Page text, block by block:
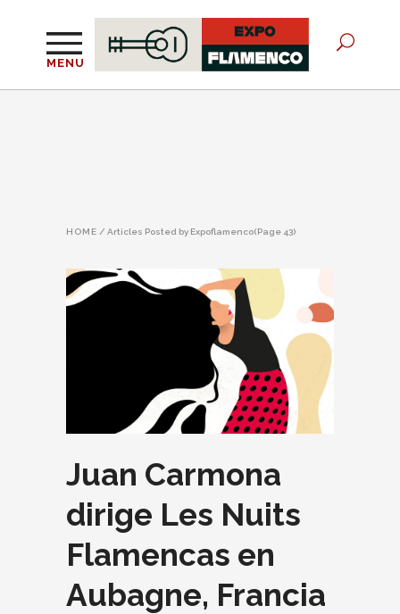
MENU
HOME / Articles Posted by Expoflamenco(Page 43)
Juan Carmona
dirige Les Nuits
Flamencas en
Aubagne, Francia